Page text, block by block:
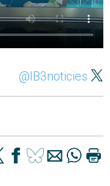
@IB3noticies